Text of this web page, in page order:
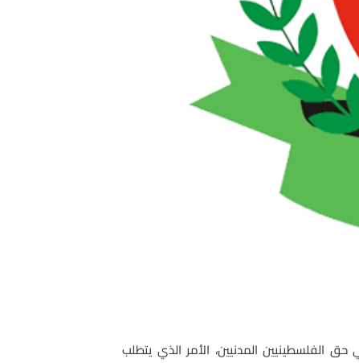
الفلسطينيين المدنيين، الأمر الذي يتطلب